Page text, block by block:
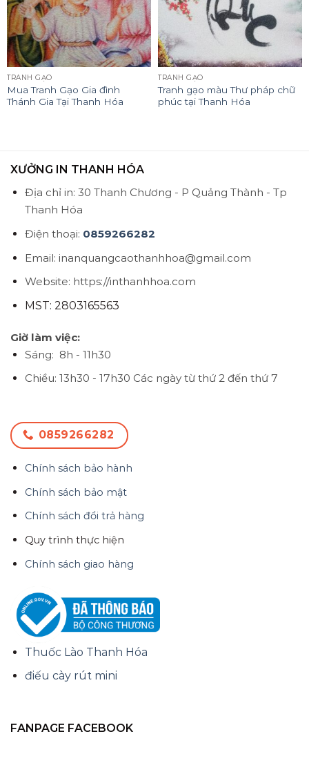
TRANH GẠO
Mua Tranh Gạo Gia đình
Thánh Gia Tại Thanh Hóa
TRANH GẠO
Tranh gạo màu Thư pháp chữ
phúc tại Thanh Hóa
XƯỞNG IN THANH HÓA
Địa chỉ in: 30 Thanh Chương - P Quảng Thành - Tp
Thanh Hóa
Điện thoại: 0859266282
Email: inanquangcaothanhhoa@gmail.com
Website: https://inthanhhoa.com
MST: 2803165563
Giờ làm việc:
Sáng: 8h - 11h30
Chiều: 13h30 - 17h30 Các ngày từ thứ 2 đến thứ 7
0859266282
Chính sách bảo hành
Chính sách bảo mật
Chính sách đổi trả hàng
Quy trình thực hiện
Chính sách giao hàng
Thuốc Lào Thanh Hóa
điếu cày rút mini
FANPAGE FACEBOOK